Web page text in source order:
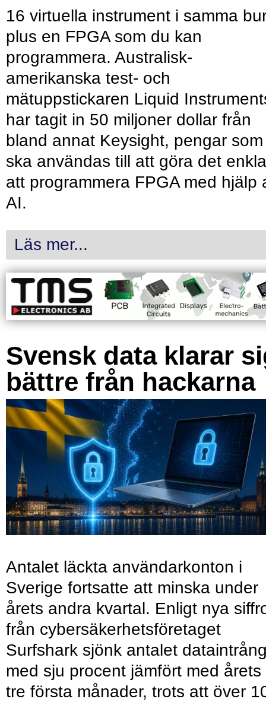
16 virtuella instrument i samma
plus en FPGA som du kan
programmera. Australisk-
amerikanska test- och
mätuppstickaren Liquid
har tagit in 50 miljoner dollar från
bland annat Keysight, pengar som
ska användas till att göra det
att programmera FPGA med hjälp
AI.
Läs mer...
Svensk data klarar
bättre från hackarna
Antalet läckta användarkonton i
Sverige fortsatte att minska under
årets andra kvartal. Enligt nya
från cybersäkerhetsföretaget
Surfshark sjönk antalet
med sju procent jämfört med årets
tre första månader, trots att över